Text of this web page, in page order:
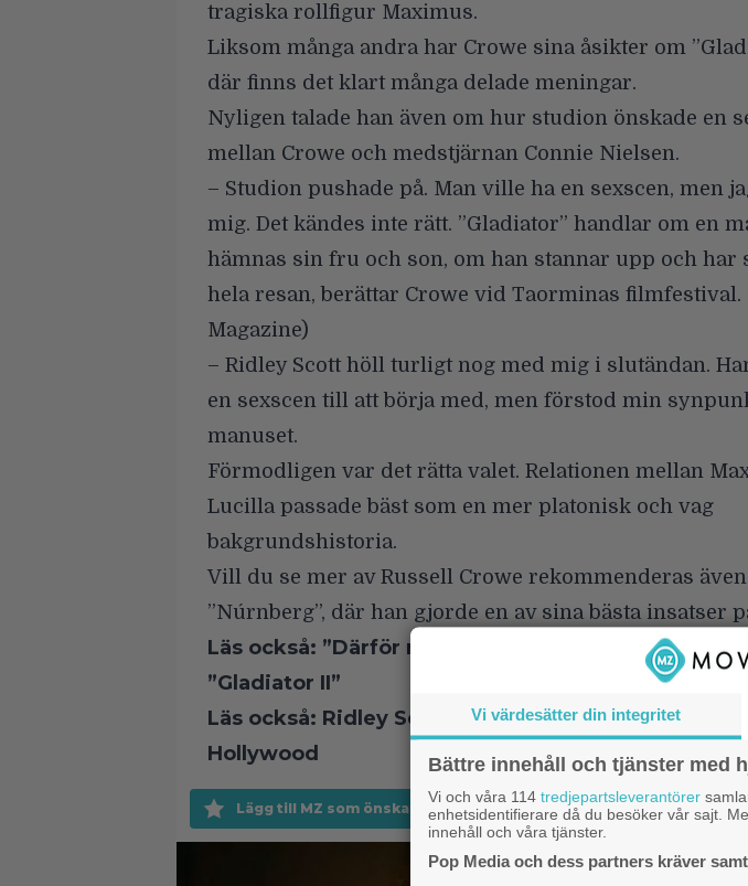
tragiska rollfigur Maximus.
Liksom många andra har Crowe sina åsikter om
där finns det klart många delade meningar.
Nyligen talade han även om hur studion önskade en
mellan Crowe och medstjärnan Connie Nielsen.
– Studion pushade på. Man ville ha en sexscen, men
mig. Det kändes inte rätt. ”Gladiator” handlar om en
hämnas sin fru och son, om han stannar upp och har
hela resan, berättar Crowe vid Taorminas filmfestival.
Magazine)
– Ridley Scott höll turligt nog med mig i slutändan.
en sexscen till att börja med, men förstod min
manuset.
Förmodligen var det rätta valet. Relationen mellan
Lucilla passade bäst som en mer platonisk och vag
bakgrundshistoria.
Vill du se mer av Russell Crowe rekommenderas
”Núrnberg”, där han gjorde en av sina bästa insatser
Läs också: ”Därför misslyckades de” – Russell
”Gladiator II”
Läs också: Ridley Scott, 88, får sin första Oscar
Hollywood
Lägg till MZ som önskad källa på Google
Vi värdesätter din integritet
Bättre innehåll och tjänster med
Vi och våra 114 tredjepartsleverantörer
enhetsidentifierare då du besöker vår sajt.
innehåll och våra tjänster.
Pop Media och dess partners kräver